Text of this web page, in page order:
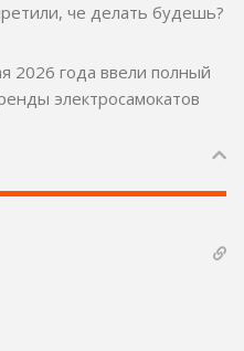
че делать будешь?
2026 года ввели полный
электросамокатов